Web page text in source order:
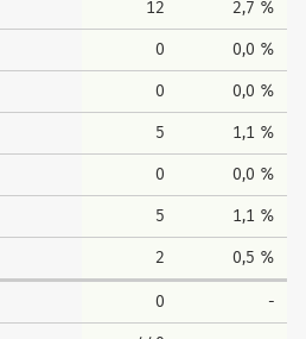
12 2,7 %
0 0,0 %
0 0,0 %
5 1,1 %
0 0,0 %
5 1,1 %
2 0,5 %
0 -